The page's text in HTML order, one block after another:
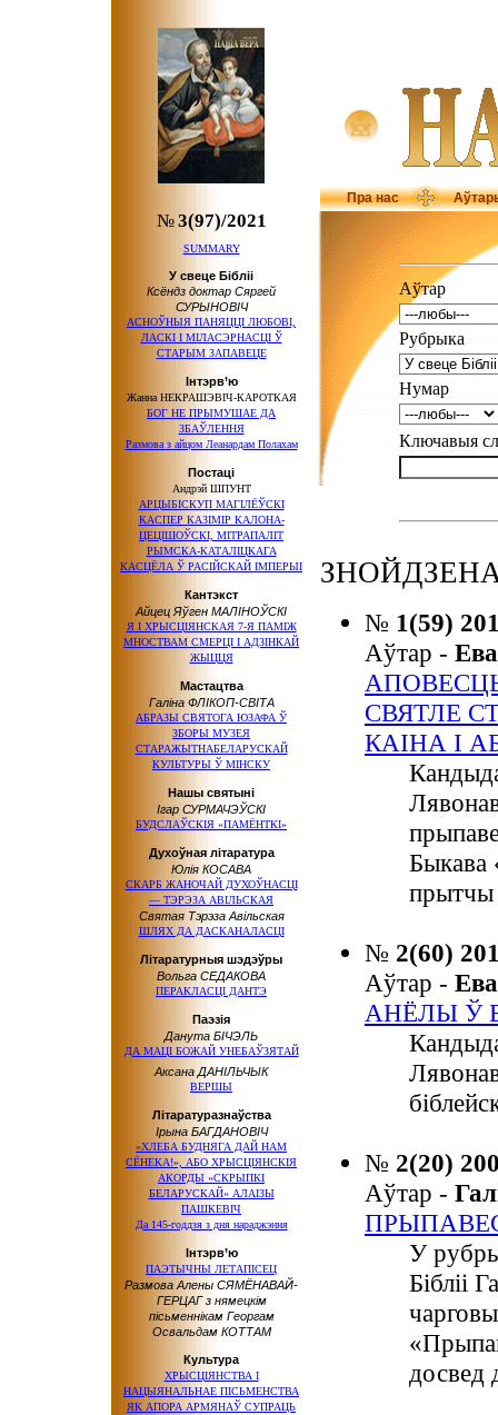
Пра нас
№3(97)/2021
SUMMARY
У свеце Бібліі
Ксёндз доктар Сяргей
СУРЫНОВІЧ
АСНОЎНЫЯ ПАНЯЦЦІ ЛЮБОВІ,
ЛАСКІ І МІЛАСЭРНАСЦІ Ў
СТАРЫМ ЗАПАВЕЦЕ
Інтэрв’ю
Жанна НЕКРАШЭВІЧ-КАРОТКАЯ
БОГ НЕ ПРЫМУШАЕ ДА
ЗБАЎЛЕННЯ
Размова з айцом Леанардам Полахам
Постаці
Андрэй ШПУНТ
АРЦЫБІСКУП МАГІЛЁЎСКІ
КАСПЕР КАЗІМІР КАЛОНА-
ЦЕЦІШОЎСКІ, МІТРАПАЛІТ
РЫМСКА-КАТАЛІЦКАГА
КАСЦЁЛА Ў РАСІЙСКАЙ ІМПЕРЫІ
Кантэкст
Айцец Яўген МАЛІНОЎСКІ
Я І ХРЫСЦІЯНСКАЯ 7-Я ПАМІЖ
МНОСТВАМ СМЕРЦІ І АДЗІНКАЙ
ЖЫЦЦЯ
Мастацтва
Галіна ФЛІКОП-СВІТА
АБРАЗЫ СВЯТОГА ЮЗАФА Ў
ЗБОРЫ МУЗЕЯ
СТАРАЖЫТНАБЕЛАРУСКАЙ
КУЛЬТУРЫ Ў МІНСКУ
Нашы святыні
Ігар СУРМАЧЭЎСКІ
БУДСЛАЎСКІЯ «ПАМЁНТКІ»
Духоўная літаратура
Юлія КОСАВА
СКАРБ ЖАНОЧАЙ ДУХОЎНАСЦІ
— ТЭРЭЗА АВІЛЬСКАЯ
Святая Тэрэза Авільская
ШЛЯХ ДА ДАСКАНАЛАСЦІ
Літаратурныя шэдэўры
Вольга СЕДАКОВА
ПЕРАКЛАСЦІ ДАНТЭ
Паэзія
Данута БІЧЭЛЬ
ДА МАЦІ БОЖАЙ УНЕБАЎЗЯТАЙ
Аксана ДАНІЛЬЧЫК
ВЕРШЫ
Літаратуразнаўства
Ірына БАГДАНОВІЧ
«ХЛЕБА БУДНЯГА ДАЙ НАМ
СЁНЕКА!», АБО ХРЫСЦІЯНСКІЯ
АКОРДЫ «СКРЫПКІ
БЕЛАРУСКАЙ» АЛАІЗЫ
ПАШКЕВІЧ
Да 145-годдзя з дня нараджэння
Інтэрв’ю
ПАЭТЫЧНЫ ЛЕТАПІСЕЦ
Размова Алены СЯМЁНАВАЙ-
ГЕРЦАГ з нямецкім
пісьменнікам Георгам
Освальдам КОТТАМ
Культура
ХРЫСЦІЯНСТВА І
НАЦЫЯНАЛЬНАЕ ПІСЬМЕНСТВА
ЯК АПОРА АРМЯНАЎ СУПРАЦЬ
Аўтар
Рубрыка
Нумар
Ключавыя
№ 1(59)
Аўтар -
СВЯТЛЕ
КАІНА І
Быкава
прытчы
№ 2(60)
Аўтар -
АНЁЛЫ Ў
№ 2(20)
Аўтар -
У
Бібліі
досвед